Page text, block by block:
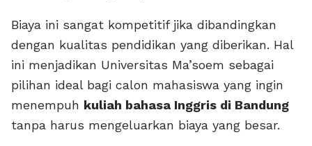
Biaya ini sangat kompetitif jika dibandingkan
dengan kualitas pendidikan yang diberikan. Hal
ini menjadikan Universitas Ma’soem sebagai
pilihan ideal bagi calon mahasiswa yang ingin
menempuh kuliah bahasa Inggris di Bandung
tanpa harus mengeluarkan biaya yang besar.